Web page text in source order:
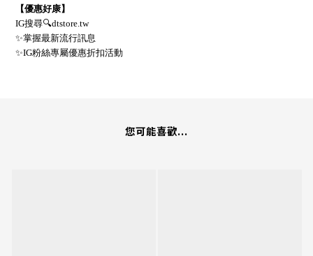
【優惠好康】
IG搜尋🔍dtstore.tw
✨掌握最新流行訊息
✨IG粉絲專屬優惠折扣活動
您可能喜歡...